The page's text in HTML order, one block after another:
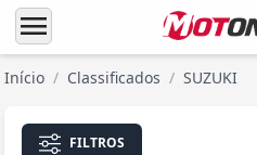
menu
Início / Classificados / SUZUKI
FILTROS